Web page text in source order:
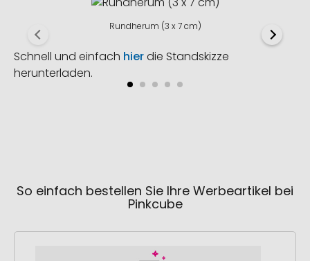
Rundherum (3 x 7 cm)
Schnell und einfach hierdie Standskizze
herunterladen.
So einfach bestellen Sie Ihre Werbeartikel bei
Pinkcube